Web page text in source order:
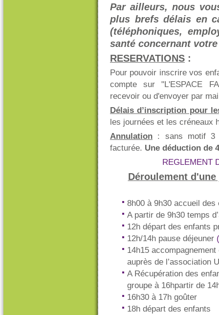
Par ailleurs, nous
plus brefs délais en
(téléphoniques,
santé concernant
RESERVATIONS :
Pour pouvoir inscrire vos
compte sur "L'ESPACE
recevoir ou d'envoyer par
Délais d’inscription pour
les journées et les créneaux
Annulation : sans motif 3
facturée. Une déduction de
REGLEMENT
Déroulement
8h00 à 9h30 accueil des
A partir de 9h30 temps
12h départ des enfants
12h/14h pause déjeuner (
14h15
auprès de l’association
A Récupération des
groupe à 16hpartir de
16h30 à 17h goûter
18h départ des enfants